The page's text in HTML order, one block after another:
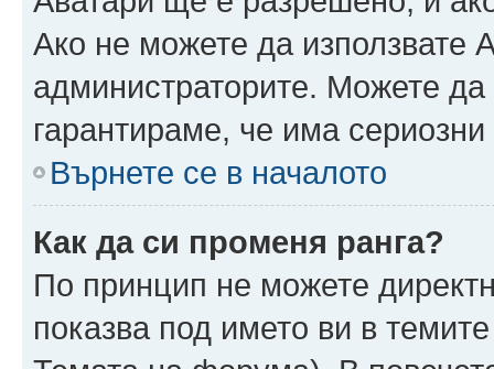
Ако не можете да използвате
администраторите. Можете да
гарантираме, че има сериозни
Върнете се в началото
Как да си променя ранга?
По принцип не можете
показва под името ви в